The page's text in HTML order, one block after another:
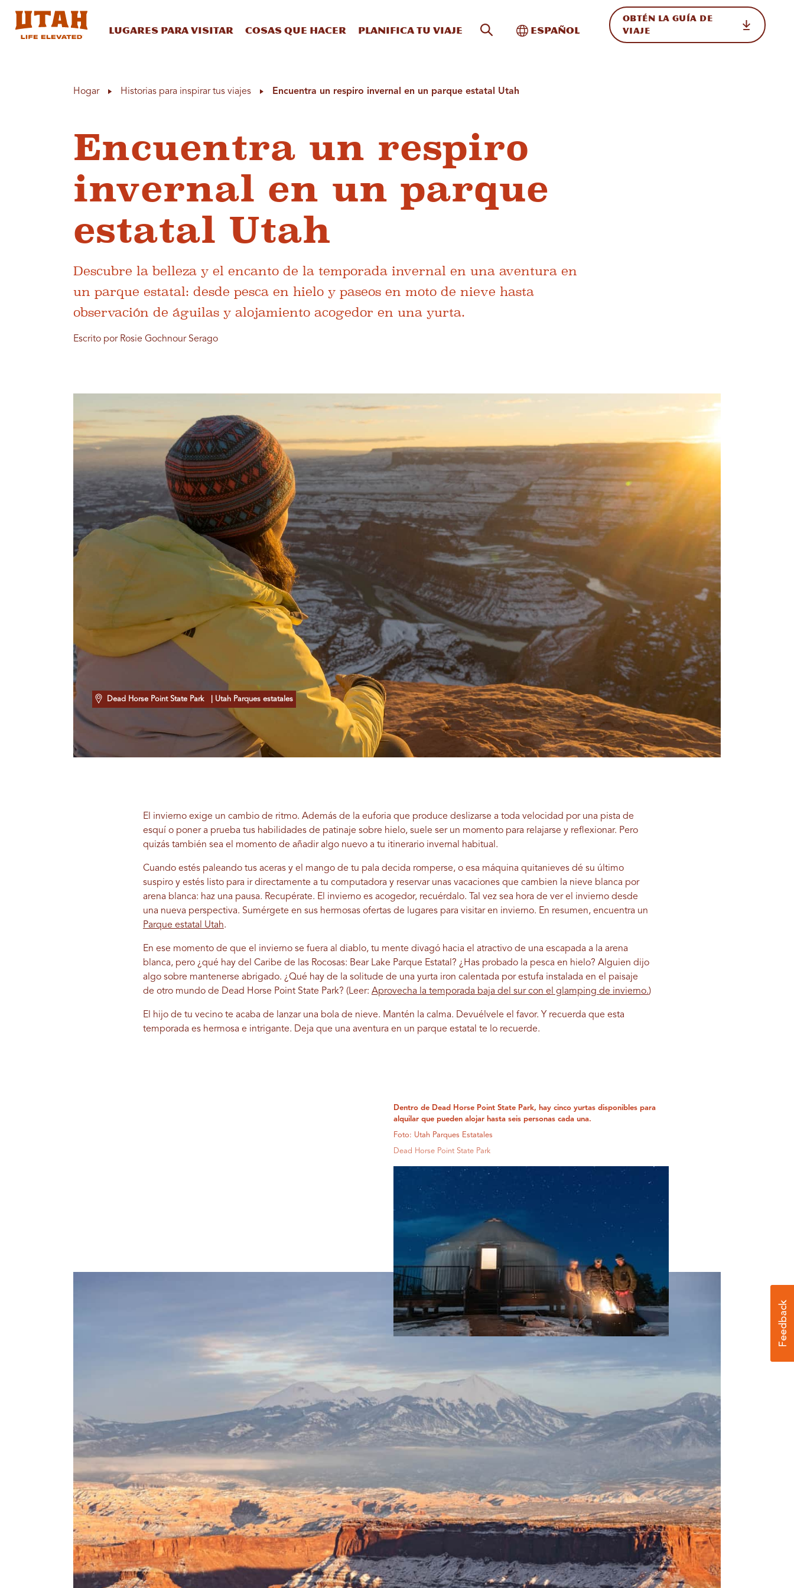
Lugares para visitar Cosas que hacer Planifica tu viaje Búsqueda en el sitio
Alternar Internacional
Español
OBTÉN LA GUÍA DE
VIAJE
Hogar Historias para inspirar tus viajes Encuentra un respiro invernal en un parque estatal Utah
Encuentra un respiro
invernal en un parque
estatal Utah
Descubre la belleza y el encanto de la temporada invernal en una aventura en
un parque estatal: desde pesca en hielo y paseos en moto de nieve hasta
observación de águilas y alojamiento acogedor en una yurta.
Escrito por Rosie Gochnour Serago
Dead Horse Point State Park | Utah Parques estatales
El invierno exige un cambio de ritmo. Además de la euforia que produce deslizarse a toda velocidad por una pista de
esquí o poner a prueba tus habilidades de patinaje sobre hielo, suele ser un momento para relajarse y reflexionar. Pero
quizás también sea el momento de añadir algo nuevo a tu itinerario invernal habitual.
Cuando estés paleando tus aceras y el mango de tu pala decida romperse, o esa máquina quitanieves dé su último
suspiro y estés listo para ir directamente a tu computadora y reservar unas vacaciones que cambien la nieve blanca por
arena blanca: haz una pausa. Recupérate. El invierno es acogedor, recuérdalo. Tal vez sea hora de ver el invierno desde
una nueva perspectiva. Sumérgete en sus hermosas ofertas de lugares para visitar en invierno. En resumen, encuentra un
Parque estatal Utah.
En ese momento de que el invierno se fuera al diablo, tu mente divagó hacia el atractivo de una escapada a la arena
blanca, pero ¿qué hay del Caribe de las Rocosas: Bear Lake Parque Estatal? ¿Has probado la pesca en hielo? Alguien dijo
algo sobre mantenerse abrigado. ¿Qué hay de la solitude de una yurta iron calentada por estufa instalada en el paisaje
de otro mundo de Dead Horse Point State Park? (Leer: Aprovecha la temporada baja del sur con el glamping de invierno.)
El hijo de tu vecino te acaba de lanzar una bola de nieve. Mantén la calma. Devuélvele el favor. Y recuerda que esta
temporada es hermosa e intrigante. Deja que una aventura en un parque estatal te lo recuerde.
Dentro de Dead Horse Point State Park, hay cinco yurtas disponibles para
alquilar que pueden alojar hasta seis personas cada una.
Foto: Utah Parques Estatales
Dead Horse Point State Park